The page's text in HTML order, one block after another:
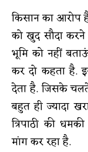
किसान का आरोप
को खुद सौदा
भूमि को नहीं
कर दो कहता है.
देता है. जिसके
बहुत ही ज्यादा
त्रिपाठी की
मांग कर रहा है.